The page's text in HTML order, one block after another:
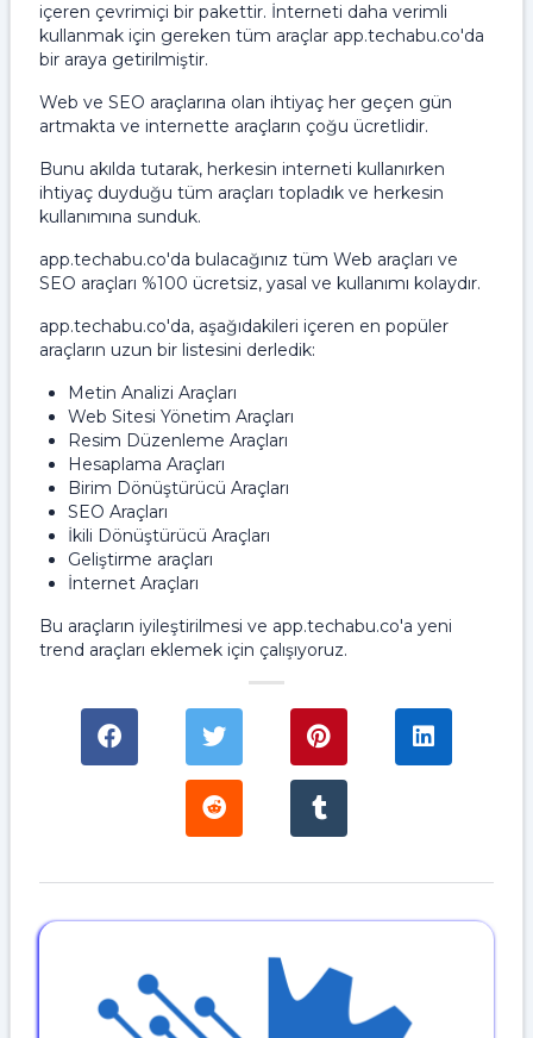
içeren çevrimiçi bir pakettir. İnterneti daha verimli
kullanmak için gereken tüm araçlar app.techabu.co'da
bir araya getirilmiştir.
Web ve SEO araçlarına olan ihtiyaç her geçen gün
artmakta ve internette araçların çoğu ücretlidir.
Bunu akılda tutarak, herkesin interneti kullanırken
ihtiyaç duyduğu tüm araçları topladık ve herkesin
kullanımına sunduk.
app.techabu.co'da bulacağınız tüm Web araçları ve
SEO araçları %100 ücretsiz, yasal ve kullanımı kolaydır.
app.techabu.co'da, aşağıdakileri içeren en popüler
araçların uzun bir listesini derledik:
Metin Analizi Araçları
Web Sitesi Yönetim Araçları
Resim Düzenleme Araçları
Hesaplama Araçları
Birim Dönüştürücü Araçları
SEO Araçları
İkili Dönüştürücü Araçları
Geliştirme araçları
İnternet Araçları
Bu araçların iyileştirilmesi ve app.techabu.co'a yeni
trend araçları eklemek için çalışıyoruz.